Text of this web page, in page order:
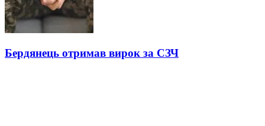
Бердянець отримав вирок за СЗЧ